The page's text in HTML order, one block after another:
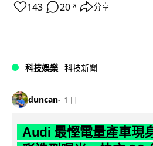
143 20 ↗ 分享
科技娛樂 科技新聞
duncan 1 日
Audi 最慳電量產車